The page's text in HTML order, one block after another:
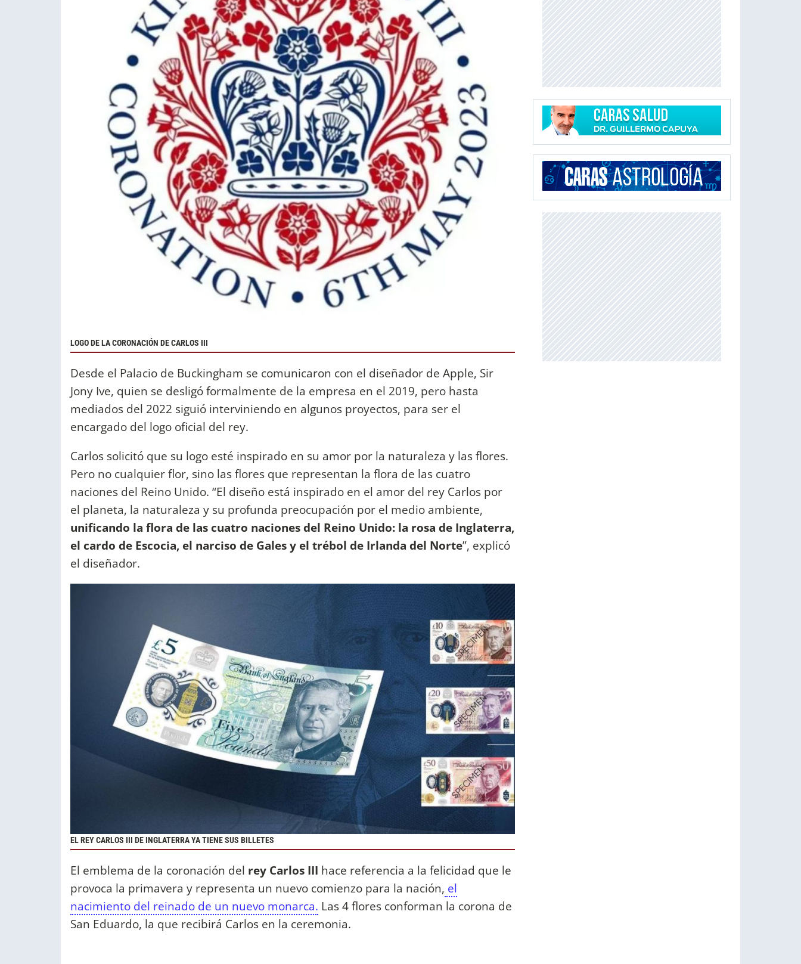
LOGO DE LA CORONACIÓN DE CARLOS III
Desde el Palacio de Buckingham se comunicaron con el diseñador de Apple, Sir
Jony Ive, quien se desligó formalmente de la empresa en el 2019, pero hasta
mediados del 2022 siguió interviniendo en algunos proyectos, para ser el
encargado del logo oficial del rey.
Carlos solicitó que su logo esté inspirado en su amor por la naturaleza y las flores.
Pero no cualquier flor, sino las flores que representan la flora de las cuatro
naciones del Reino Unido. “El diseño está inspirado en el amor del rey Carlos por
el planeta, la naturaleza y su profunda preocupación por el medio ambiente,
unificando la flora de las cuatro naciones del Reino Unido: la rosa de Inglaterra,
el cardo de Escocia, el narciso de Gales y el trébol de Irlanda del Norte”, explicó
el diseñador.
EL REY CARLOS III DE INGLATERRA YA TIENE SUS BILLETES
El emblema de la coronación del rey Carlos III hace referencia a la felicidad que le
provoca la primavera y representa un nuevo comienzo para la nación, el
nacimiento del reinado de un nuevo monarca. Las 4 flores conforman la corona de
San Eduardo, la que recibirá Carlos en la ceremonia.